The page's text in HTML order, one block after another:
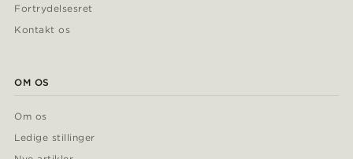
Fortrydelsesret
Kontakt os
OM OS
Om os
Ledige stillinger